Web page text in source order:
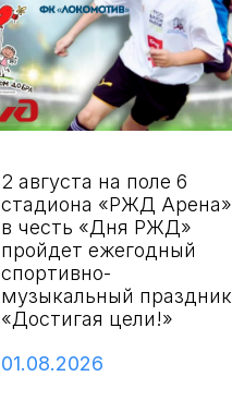
2 августа на поле 6
стадиона «РЖД Арена»
в честь «Дня РЖД»
пройдет ежегодный
спортивно-
музыкальный праздник
«Достигая цели!»
01.08.2026